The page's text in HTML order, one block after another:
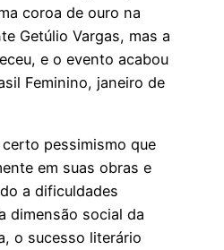
coroa de ouro na
Getúlio Vargas, mas a
e o evento acabou
Feminino, janeiro de
pessimismo que
em suas obras e
a dificuldades
dimensão social da
o sucesso literário